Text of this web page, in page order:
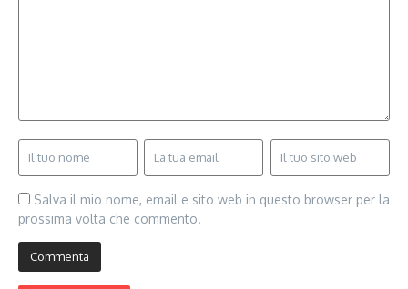
Salva il mio nome, email e sito web in questo browser per la
prossima volta che commento.